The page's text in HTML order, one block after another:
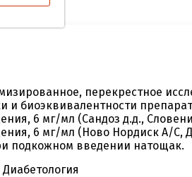
перекрестное
и биоэквивалентности
6 мг/мл (Сандоз д.д.,
6 мг/мл (Ново Нордиск А/С,
подкожном введении натощак.